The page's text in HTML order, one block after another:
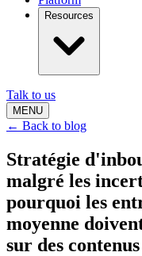
Resources
Talk to us
MENU
← Back to blog
Stratégie
malgré les
pourquoi les
moyenne
sur des